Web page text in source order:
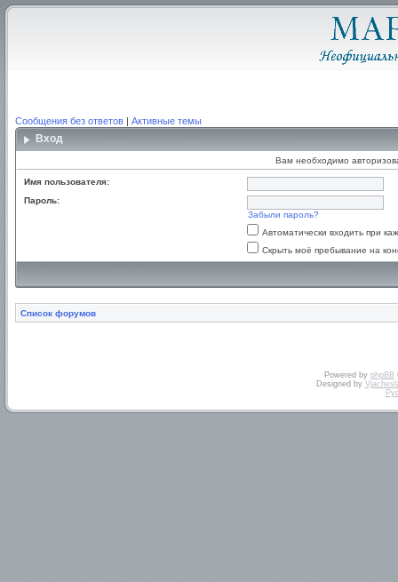
Сообщения без ответов | Активные темы
Вход
Вам необходимо
Имя пользователя:
Пароль:
Забыли пароль?
Автоматически входить при
Скрыть моё пребывание на
Список форумов
Powered by phpBB
Designed by